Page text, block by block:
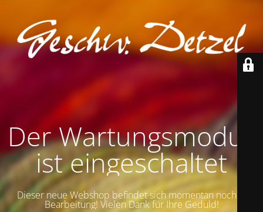
Der Wartungsmodus
ist eingeschaltet
Dieser neue Webshop befindet sich momentan noch in
Bearbeitung! Vielen Dank für Ihre Geduld!